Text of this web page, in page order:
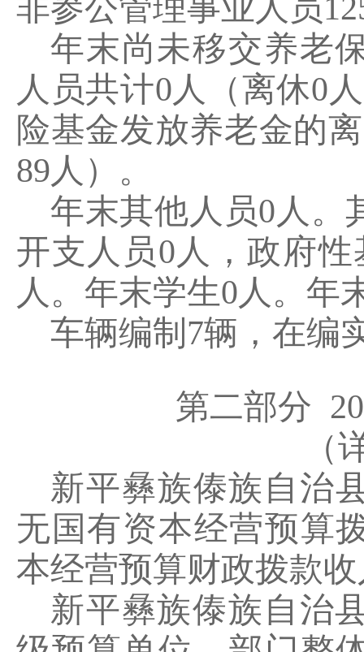
非参公管理事业人员
年末尚未移交养老
人员共计0人（离休0
险基金发放养老金的
89人）。
年末其他人员0 人。
开支人员0 人，政府
人。年末学生0人。年
车辆编制 7辆，在编
第二部分
（
新平彝族傣族自治
无国有资本经营预算
本经营预算财政拨款
新平彝族傣族自治